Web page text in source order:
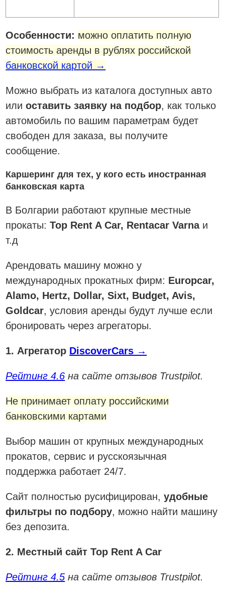
Особенности: можно оплатить полную
стоимость аренды в рублях российской
банковской картой →
Можно выбрать из каталога доступных авто
илиоставить заявку на подбор, как только
автомобиль по вашим параметрам будет
свободен для заказа, вы получите
сообщение.
Каршеринг для тех, у кого есть иностранная
банковская карта
В Болгарии работают крупные местные
прокаты:Top Rent A Car, Rentacar Varnaи
т.д
Арендовать машину можно у
международных прокатных фирм: Europcar,
Alamo, Hertz, Dollar, Sixt, Budget, Avis,
Goldcar, условия аренды будут лучше если
бронировать через агрегаторы.
1. Агрегатор DiscoverCars →
Рейтинг 4.6 на сайте отзывов Trustpilot.
Не принимает оплату российскими
банковскими картами
Выбор машин от крупных международных
прокатов, сервис и русскоязычная
поддержка работает 24/7.
Сайт полностью русифицирован,удобные
фильтры по подбору, можно найти машину
без депозита.
2. Местный сайт Top Rent A Car
Рейтинг 4.5 на сайте отзывов Trustpilot.